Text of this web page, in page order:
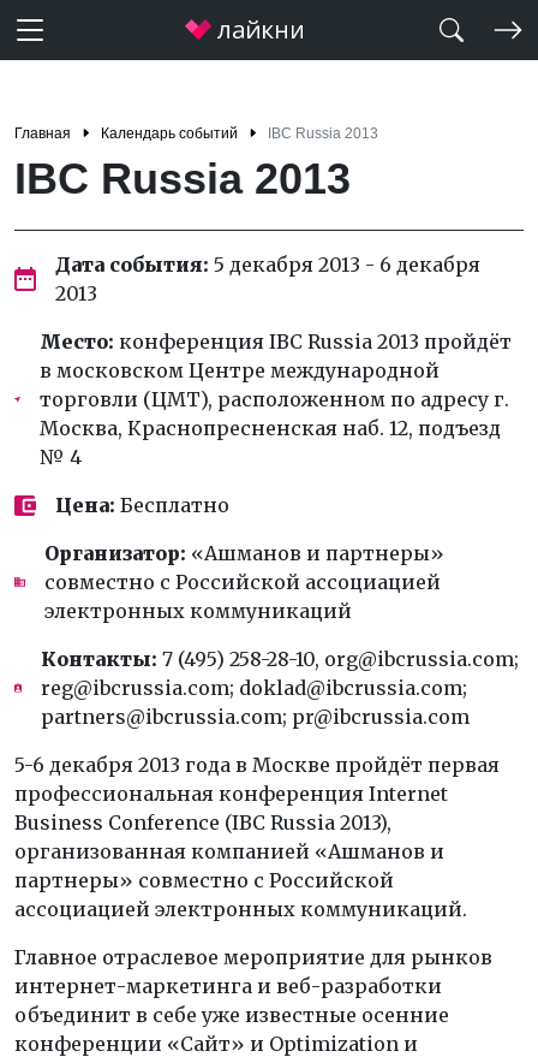
Главная Календарь событий IBC Russia 2013
IBC Russia 2013
Дата события: 5 декабря 2013 - 6 декабря
2013
Место: конференция IBC Russia 2013 пройдёт
в московском Центре международной
торговли (ЦМТ), расположенном по адресу г.
Москва, Краснопресненская наб. 12, подъезд
№ 4
Цена: Бесплатно
Организатор: «Ашманов и партнеры»
совместно с Российской ассоциацией
электронных коммуникаций
Контакты: 7 (495) 258-28-10, org@ibcrussia.com;
reg@ibcrussia.com; doklad@ibcrussia.com;
partners@ibcrussia.com; pr@ibcrussia.com
5-6 декабря 2013 года в Москве пройдёт первая
профессиональная конференция Internet
Business Conference (IBC Russia 2013),
организованная компанией «Ашманов и
партнеры» совместно с Российской
ассоциацией электронных коммуникаций.
Главное отраслевое мероприятие для рынков
интернет-маркетинга и веб-разработки
объединит в себе уже известные осенние
конференции «Сайт» и Optimization и